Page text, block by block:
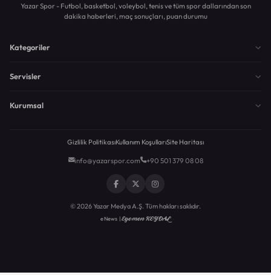
Yazar Spor - Futbol, basketbol, voleybol, tenis ve tüm spor dallarından son
dakika haberleri, maç sonuçları, puan durumu
Kategoriler
Servisler
Kurumsal
Gizlilik PolitikasıKullanım KoşullarıSite Haritası
info@yazarspor.com +90 501 379 08 08
© 2026 Yazar Medya A.Ş. Tüm hakları saklıdır.
eNews |Egemen KEYDAL